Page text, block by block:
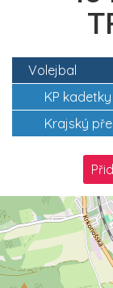
Volejbal
KP kadetky
Krajský